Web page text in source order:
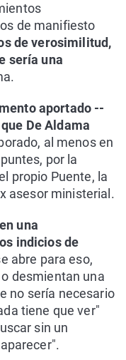
de manifiesto
de verosimilitud,
sería una
aportado --
De Aldama
al menos en
por la
propio Puente, la
asesor ministerial.
una
indicios de
abre para eso,
desmientan una
no sería necesario
tiene que ver"
sin un